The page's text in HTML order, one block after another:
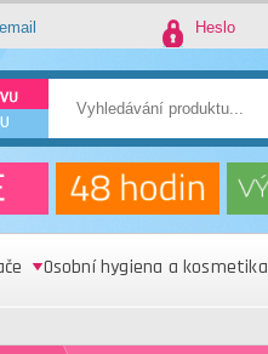
Osobní hygiena a kosmetika